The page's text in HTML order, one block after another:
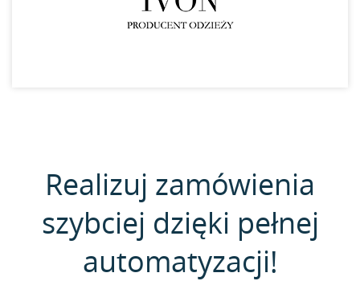
Realizuj zamówienia
szybciej dzięki pełnej
automatyzacji!